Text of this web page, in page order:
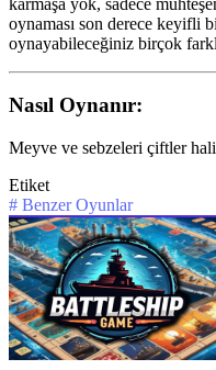
oynaması son derece keyifli
oynayabileceğiniz birçok
Nasıl Oynanır:
Meyve ve sebzeleri çiftler
Etiket
# Benzer Oyunlar